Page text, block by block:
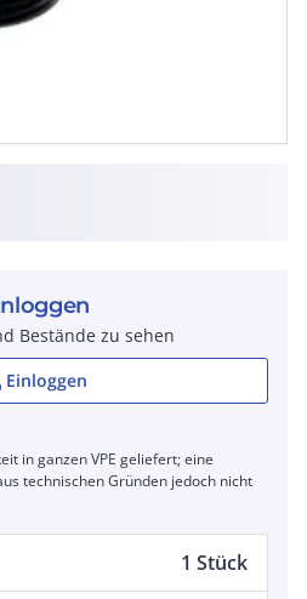
Bestände zu sehen
Einloggen
in ganzen VPE geliefert; eine
technischen Gründen jedoch nicht
1 Stück